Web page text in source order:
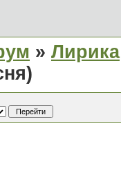
» Лирика